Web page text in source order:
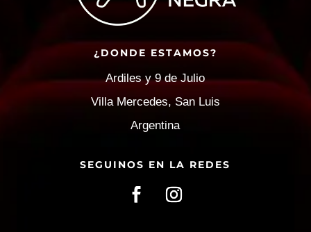
¿DONDE ESTAMOS?
Ardiles y 9 de Julio
Villa Mercedes, San Luis
Argentina
SEGUINOS EN LA REDES